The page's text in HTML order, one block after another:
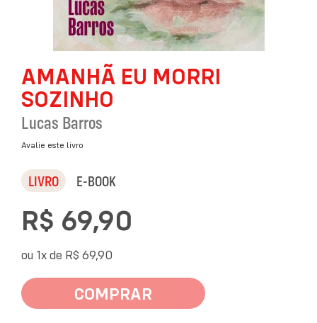
Galeria
AMANHÃ EU MORRI
SOZINHO
Lucas Barros
Avalie este livro
LIVRO E-BOOK
COMPRAR
R$ 69,90
ou 1x de R$ 69,90